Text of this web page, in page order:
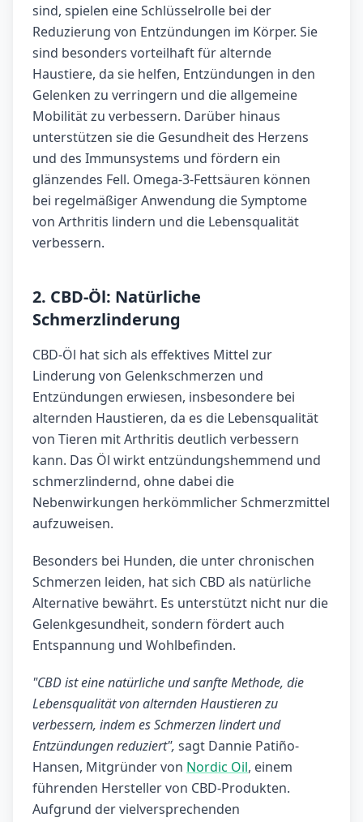
sind, spielen eine Schlüsselrolle bei der
Reduzierung von Entzündungen im Körper. Sie
sind besonders vorteilhaft für alternde
Haustiere, da sie helfen, Entzündungen in den
Gelenken zu verringern und die allgemeine
Mobilität zu verbessern. Darüber hinaus
unterstützen sie die Gesundheit des Herzens
und des Immunsystems und fördern ein
glänzendes Fell. Omega-3-Fettsäuren können
bei regelmäßiger Anwendung die Symptome
von Arthritis lindern und die Lebensqualität
verbessern.
2. CBD-Öl: Natürliche
Schmerzlinderung
CBD-Öl hat sich als effektives Mittel zur
Linderung von Gelenkschmerzen und
Entzündungen erwiesen, insbesondere bei
alternden Haustieren, da es die Lebensqualität
von Tieren mit Arthritis deutlich verbessern
kann. Das Öl wirkt entzündungshemmend und
schmerzlindernd, ohne dabei die
Nebenwirkungen herkömmlicher Schmerzmittel
aufzuweisen.
Besonders bei Hunden, die unter chronischen
Schmerzen leiden, hat sich CBD als natürliche
Alternative bewährt. Es unterstützt nicht nur die
Gelenkgesundheit, sondern fördert auch
Entspannung und Wohlbefinden.
"CBD ist eine natürliche und sanfte Methode, die
Lebensqualität von alternden Haustieren zu
verbessern, indem es Schmerzen lindert und
Entzündungen reduziert", sagt Dannie Patiño-
Hansen, Mitgründer von Nordic Oil, einem
führenden Hersteller von CBD-Produkten.
Aufgrund der vielversprechenden